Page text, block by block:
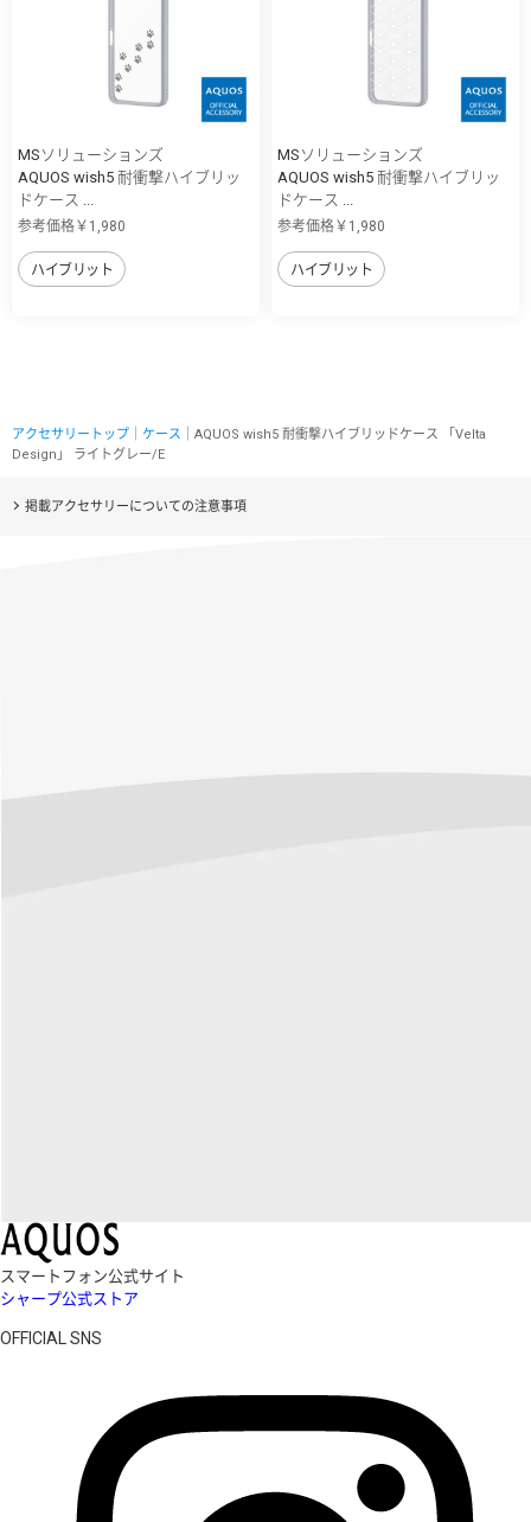
MSソリューションズ
AQUOS wish5 耐衝撃ハイブリッ
ドケース ...
参考価格￥1,980
ハイブリット
MSソリューションズ
AQUOS wish5 耐衝撃ハイブリッ
ドケース ...
参考価格￥1,980
ハイブリット
アクセサリートップ ケース ｜AQUOS wish5 耐衝撃ハイブリッドケース 「Velta
Design」 ライトグレー/E
掲載アクセサリーについての注意事項
スマートフォン公式サイト
シャープ公式ストア
OFFICIAL SNS